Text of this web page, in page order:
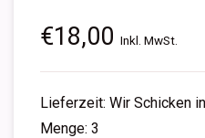
€18,00 Inkl. MwSt.
Lieferzeit: Wir Schicken
Menge: 3